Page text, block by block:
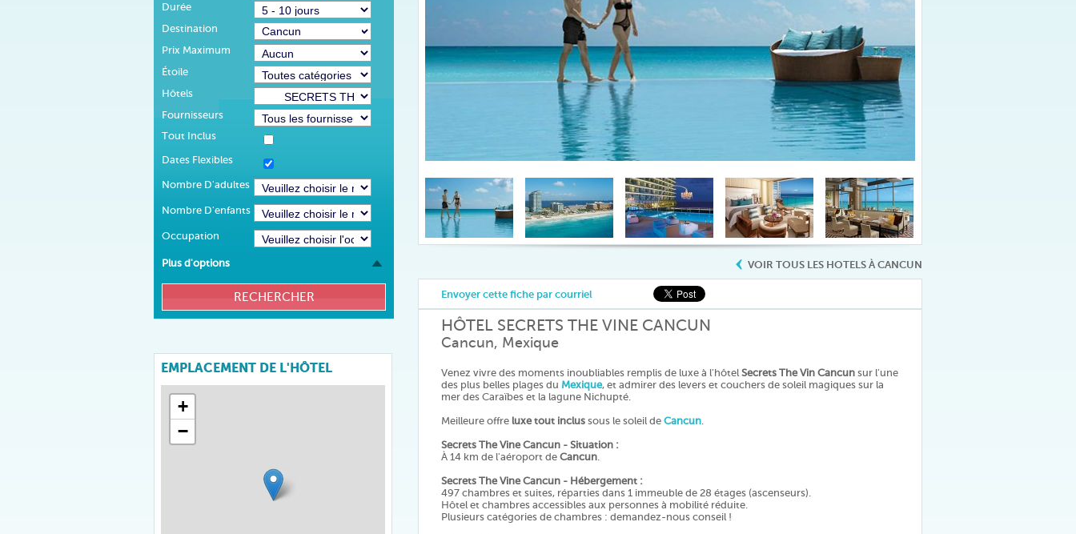
Durée
Destination
Prix Maximum
Étoile
Hôtels
Fournisseurs
Tout Inclus
Dates Flexibles
Nombre D'adultes
Nombre D'enfants
Occupation
Plus d'options
EMPLACEMENT DE L'HÔTEL
+
−
VOIR TOUS LES HOTELS À CANCUN
Envoyer cette fiche par courriel
HÔTEL SECRETS THE VINE CANCUN
Cancun, Mexique
Venez vivre des moments inoubliables remplis de luxe à l'hôtel Secrets The Vin Cancun sur l'une
des plus belles plages du Mexique, et admirer des levers et couchers de soleil magiques sur la
mer des Caraïbes et la lagune Nichupté.
Meilleure offre luxe tout inclus sous le soleil de Cancun.
Secrets The Vine Cancun - Situation :
À 14 km de l'aéroport de Cancun.
Secrets The Vine Cancun - Hébergement :
497 chambres et suites, réparties dans 1 immeuble de 28 étages (ascenseurs).
Hôtel et chambres accessibles aux personnes à mobilité réduite.
Plusieurs catégories de chambres : demandez-nous conseil !